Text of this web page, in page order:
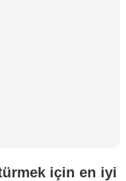
için en iyi